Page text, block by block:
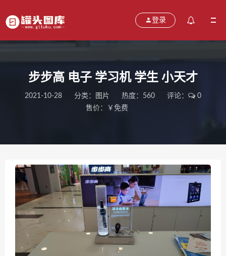
登录
步步高 电子 学习机 学生 小天才
2021-10-28 分类： 图片 热度：560 评论：
0
售价：￥免费